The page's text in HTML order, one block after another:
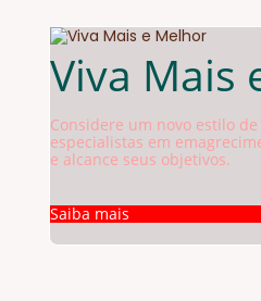
Viva Mais
Considere um novo estilo
especialistas em
e alcance seus objetivos.
Saiba mais